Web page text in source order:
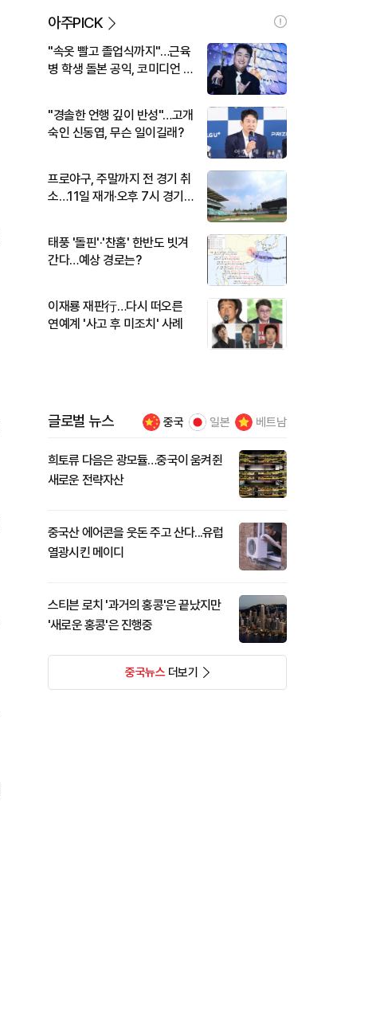
아주PICK
"속옷 빨고 졸업식까지"…근육
병 학생 돌본 공익, 코미디언 김
"경솔한 언행 깊이 반성"…고개
숙인 신동엽, 무슨 일이길래?
프로야구, 주말까지 전 경기 취
소…11일 재개·오후 7시 경기
태풍 '돌핀'·'찬홈' 한반도 빗겨
간다…예상 경로는?
이재룡 재판行…다시 떠오른
연예계 '사고 후 미조치' 사례
글로벌 뉴스 중국 일본 베트남
희토류 다음은 광모듈…중국이 움켜쥔
새로운 전략자산
중국산 에어콘을 웃돈 주고 산다...유럽
열광시킨 메이디
스티븐 로치 '과거의 홍콩'은 끝났지만
'새로운 홍콩'은 진행중
중국뉴스더보기